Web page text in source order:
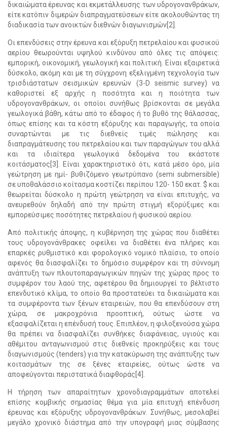
δικαιώματα έρευνας και εκμετάλλευσης των υδρογονανθράκων,
είτε κατόπιν διμερών διαπραγματεύσεων είτε ακολουθώντας τη
διαδικασία των ανοικτών διεθνών διαγωνισμών[2].
Οι επενδύσεις στην έρευνα και εξόρυξη πετρελαίου και φυσικού
αερίου θεωρούνται υψηλού κινδύνου από όλες τις απόψεις:
εμπορική, οικονομική, γεωλογική και πολιτική. Είναι εξαιρετικά
δύσκολο, ακόμη και με τη σύγχρονη εξελιγμένη τεχνολογία των
τρισδιάστατων σεισμικών ερευνών (3-D seismic survey) να
καθοριστεί εξ αρχής η ποσότητα και η ποιότητα των
υδρογονανθράκων, οι οποίοι συνήθως βρίσκονται σε μεγάλα
γεωλογικά βάθη, κάτω από το έδαφος ή το βυθό της θάλασσας,
όπως επίσης και τα κόστη εξόρυξης και παραγωγής, τα οποία
συναρτώνται με τις διεθνείς τιμές πώλησης και
διαπραγμάτευσης του πετρελαίου και των παραγώγων του αλλά
και τα ιδιαίτερα γεωλογικά δεδομένα του εκάστοτε
κοιτάσματος[3]. Είναι χαρακτηριστικό ότι, κατά μέσο όρο, μία
γεώτρηση με ημί- βυθιζόμενο γεωτρύπανο (semi submersible)
σε υποθαλάσσιο κοίτασμα κοστίζει περίπου 120- 150 εκατ. $ και
θεωρείται δύσκολο η πρώτη γεώτρηση να είναι επιτυχής, να
ανευρεθούν δηλαδή από την πρώτη στιγμή εξορύξιμες και
εμπορεύσιμες ποσότητες πετρελαίου ή φυσικού αερίου.
Από πολιτικής άποψης, η κυβέρνηση της χώρας που διαθέτει
τους υδρογονάνθρακες οφείλει να διαθέτει ένα πλήρες και
επαρκές ρυθμιστικό και φορολογικό νομικό πλαίσιο, το οποίο
αφενός θα διασφαλίζει το δημόσιο συμφέρον και τη σύννομη
ανάπτυξη των πλουτοπαραγωγικών πηγών της χώρας προς το
συμφέρον του λαού της, αφετέρου θα δημιουργεί το βέλτιστο
επενδυτικό κλίμα, το οποίο θα προστατεύει τα δικαιώματα και
τα συμφέροντα των ξένων εταιρειών, που θα επενδύσουν στη
χώρα, σε μακροχρόνια προοπτική, ούτως ώστε να
εξασφαλίζεται η επένδυσή τους. Επιπλέον, η φιλοξενούσα χώρα
θα πρέπει να διασφαλίζει συνθήκες διαφάνειας, υγιούς και
αθέμιτου ανταγωνισμού στις διεθνείς προκηρύξεις και τους
διαγωνισμούς (tenders) για την κατακύρωση της ανάπτυξης των
κοιτασμάτων της σε ξένες εταιρείες, ούτως ώστε να
αποφεύγονται περιστατικά διαφθοράς[4].
Η τήρηση των απαραίτητων χρονοδιαγραμμάτων αποτελεί
επίσης κομβικής σημασίας θέμα για μία επιτυχή επένδυση
έρευνας και εξόρυξης υδρογονανθράκων. Συνήθως, μεσολαβεί
μεγάλο χρονικό διάστημα από την υπογραφή μιας σύμβασης